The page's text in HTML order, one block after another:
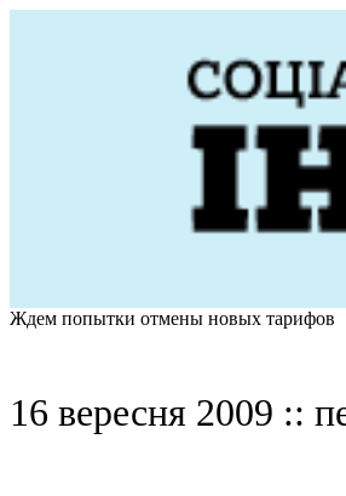
Ждем попытки отмены новых тарифов
16 вересня 2009 ::